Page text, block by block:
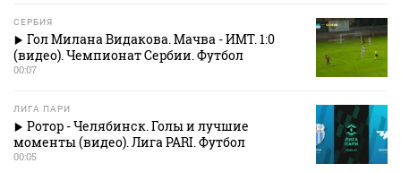
СЕРБИЯ
Гол Милана Видакова. Мачва - ИМТ. 1:0
(видео). Чемпионат Сербии. Футбол
00:07
ЛИГА ПАРИ
Ротор - Челябинск. Голы и лучшие
моменты (видео). Лига PARI. Футбол
00:05